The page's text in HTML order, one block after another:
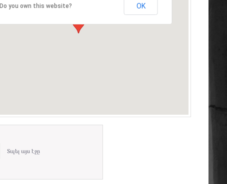
Do you own this website? OK
Տպել այս էջը